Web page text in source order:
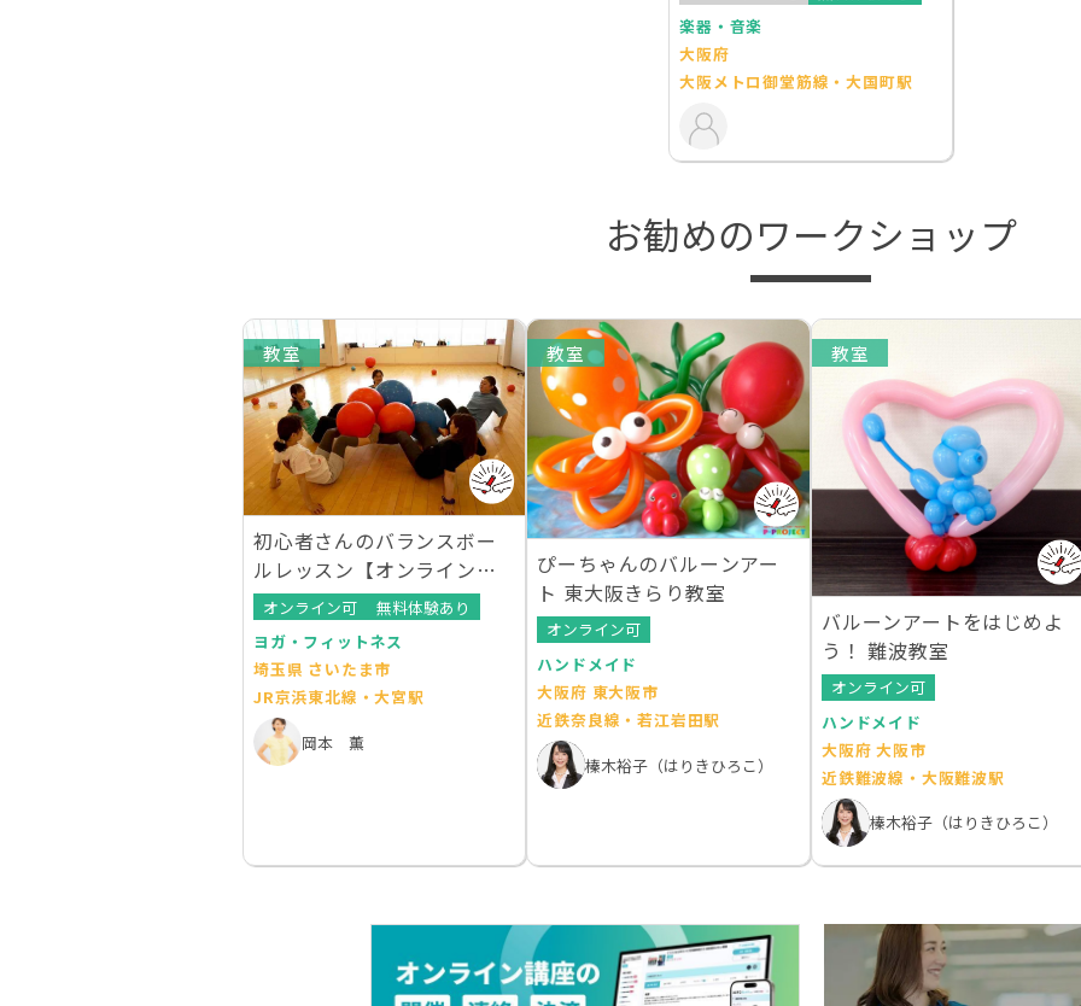
楽器・音楽
大阪府
大阪メトロ御堂筋線・大国町駅
お勧めのワークショップ
教室
初心者さんのバランスボー
ルレッスン【オンラインレ
ッスンあり】
オンライン可
無料体験あり
ヨガ・フィットネス
埼玉県 さいたま市
JR京浜東北線・大宮駅
岡本 薫
教室
ぴーちゃんのバルーンアー
ト 東大阪きらり教室
オンライン可
ハンドメイド
大阪府 東大阪市
近鉄奈良線・若江岩田駅
榛木裕子（はりきひろこ）
教室
バルーンアートをはじめよ
う！ 難波教室
オンライン可
ハンドメイド
大阪府 大阪市
近鉄難波線・大阪難波駅
榛木裕子（はりきひろこ）